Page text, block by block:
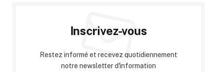
Inscrivez-vous
Restez informé et recevez quotidiennement
notre newsletter d'information